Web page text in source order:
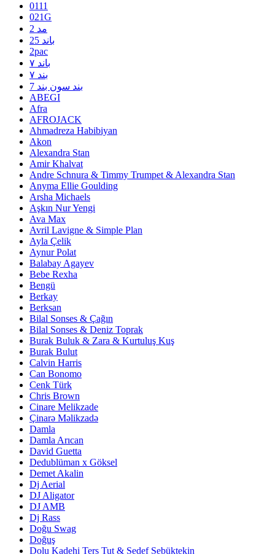
0111
021G
2 مد
25 باند
2pac
۷ باند
۷ بند
7 بند سون بند
ABEGI
Afra
AFROJACK
Ahmadreza Habibiyan
Akon
Alexandra Stan
Amir Khalvat
Andre Schnura & Timmy Trumpet & Alexandra Stan
Anyma Ellie Goulding
Arsha Michaels
Aşkın Nur Yengi
Ava Max
Avril Lavigne & Simple Plan
Ayla Çelik
Aynur Polat
Balabay Agayev
Bebe Rexha
Bengü
Berkay
Berksan
Bilal Sonses & Çağın
Bilal Sonses & Deniz Toprak
Burak Buluk & Zara & Kurtuluş Kuş
Burak Bulut
Calvin Harris
Can Bonomo
Cenk Türk
Chris Brown
Cinare Melikzade
Çinarə Məlikzadə
Damla
Damla Arıcan
David Guetta
Dedublüman x Göksel
Demet Akalin
Dj Aerial
DJ Aligator
DJ AMB
Dj Rass
Doğu Swag
Doğuş
Dolu Kadehi Ters Tut & Sedef Sebüktekin